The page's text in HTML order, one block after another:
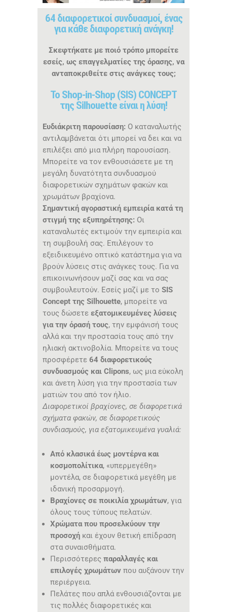
64 διαφορετικοί συνδυασμοί, ένας
για κάθε διαφορετική ανάγκη!
Σκεφτήκατε με ποιό τρόπο μπορείτε
εσείς, ως επαγγελματίες της όρασης, να
ανταποκριθείτε στις ανάγκες τους;
To Shop-in-Shop (SIS) CONCEPT
της Silhouette είναι η λύση!
Ευδιάκριτη παρουσίαση: Ο καταναλωτής
αντιλαμβάνεται ότι μπορεί να δει και να
επιλέξει από μια πλήρη παρουσίαση.
Μπορείτε να τον ενθουσιάσετε με τη
μεγάλη δυνατότητα συνδυασμού
διαφορετικών σχημάτων φακών και
χρωμάτων βραχίονα.
Σημαντική αγοραστική εμπειρία κατά τη
στιγμή της εξυπηρέτησης: Οι
καταναλωτές εκτιμούν την εμπειρία και
τη συμβουλή σας. Επιλέγουν το
εξειδικευμένο οπτικό κατάστημα για να
βρούν λύσεις στις ανάγκες τους. Για να
επικοινωνήσουν μαζί σας και να σας
συμβουλευτούν. Εσείς μαζί με το SIS
Concept της Silhouette, μπορείτε να
τους δώσετε εξατομικευμένες λύσεις
για την όρασή τους, την εμφάνισή τους
αλλά και την προστασία τους από την
ηλιακή ακτινοβολία. Μπορείτε να τους
προσφέρετε 64 διαφορετικούς
συνδυασμούς και Clipons, ως μια εύκολη
και άνετη λύση για την προστασία των
ματιών του από τον ήλιο.
Διαφορετικοί βραχίονες, σε διαφορετικά
σχήματα φακών, σε διαφορετικούς
συνδιασμούς, για εξατομικευμένα γυαλιά:
Από κλασικά έως μοντέρνα και
κοσμοπολίτικα, «υπερμεγέθη»
μοντέλα, σε διαφορετικά μεγέθη με
ιδανική προσαρμογή.
Βραχίονες σε ποικιλία χρωμάτων, για
όλους τους τύπους πελατών.
Χρώματα που προσελκύουν την
προσοχή και έχουν θετική επίδραση
στα συναισθήματα.
Περισσότερες παραλλαγές και
επιλογές χρωμάτων που αυξάνουν την
περιέργεια.
Πελάτες που απλά ενθουσιάζονται με
τις πολλές διαφορετικές και